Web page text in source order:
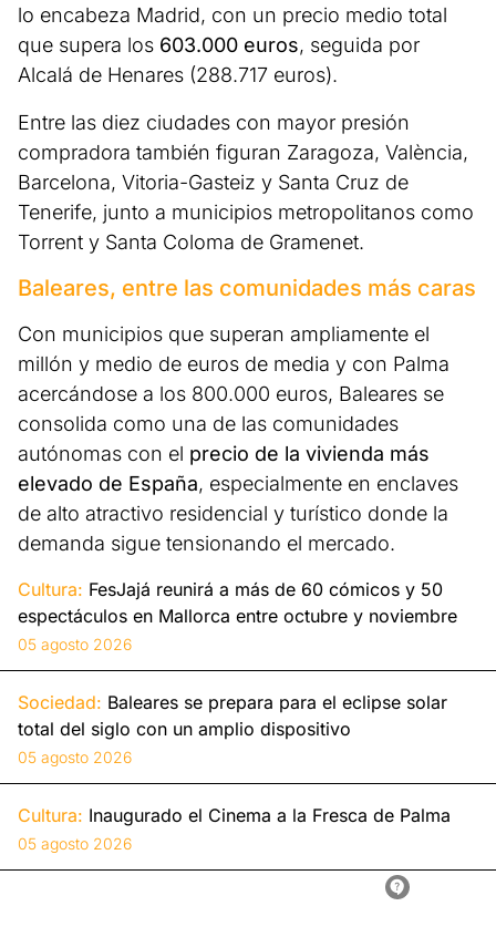
lo encabeza Madrid, con un precio medio total
que supera los 603.000 euros, seguida por
Alcalá de Henares (288.717 euros).
Entre las diez ciudades con mayor presión
compradora también figuran Zaragoza, València,
Barcelona, Vitoria-Gasteiz y Santa Cruz de
Tenerife, junto a municipios metropolitanos como
Torrent y Santa Coloma de Gramenet.
Baleares, entre las comunidades más caras
Con municipios que superan ampliamente el
millón y medio de euros de media y con Palma
acercándose a los 800.000 euros, Baleares se
consolida como una de las comunidades
autónomas con el precio de la vivienda más
elevado de España, especialmente en enclaves
de alto atractivo residencial y turístico donde la
demanda sigue tensionando el mercado.
Cultura: FesJajá reunirá a más de 60 cómicos y 50
espectáculos en Mallorca entre octubre y noviembre
05 agosto 2026
Sociedad: Baleares se prepara para el eclipse solar
total del siglo con un amplio dispositivo
05 agosto 2026
Cultura: Inaugurado el Cinema a la Fresca de Palma
05 agosto 2026